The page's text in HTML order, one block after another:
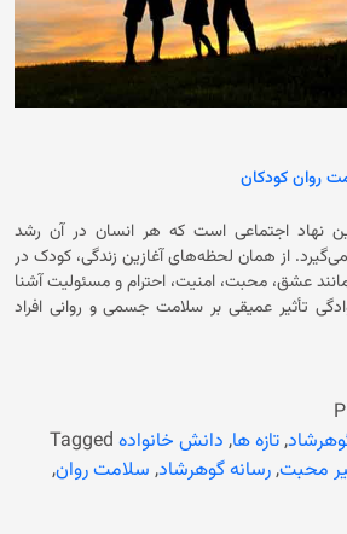
روان کودکان
نهاد اجتماعی است که هر انسان در آن رشد
از همان لحظه‌های آغازین زندگی، کودک در
عشق، محبت، امنیت، احترام و مسئولیت آشنا
تأثیر عمیقی بر سلامت جسمی و روانی افراد
مؤثر بر سلامت روان، محبت خانواده از جایگاه
نه‌تنها احساس امنیت و آرامش را در افراد ایجاد
می‌سازد. به همین دلیل، بررسی تأثیر محبت
خانواده بر سلامت روان از اهمیت فراوانی برخوردار است. سلامت روان تنها به
نیست، بلکه حالتی از رفاه و تعادل روانی است که
خود را بشناسد، با فشارهای معمول زندگی کنار
نقش مفیدی در جامعه ایفا نماید. افرادی که از
,تازه ها, دانش خانواده Tagged
محبت,رسانه گوهرشاد, سلامت روان,